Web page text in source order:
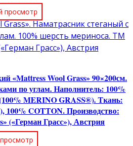
просмотр
«Mattress Wool Grass» 90×200см.
по углам. Наполнитель: 100%
MERINO GRASS®). Ткань:
100% COTТON. Производство:
(«Герман Грасс»), Австрия